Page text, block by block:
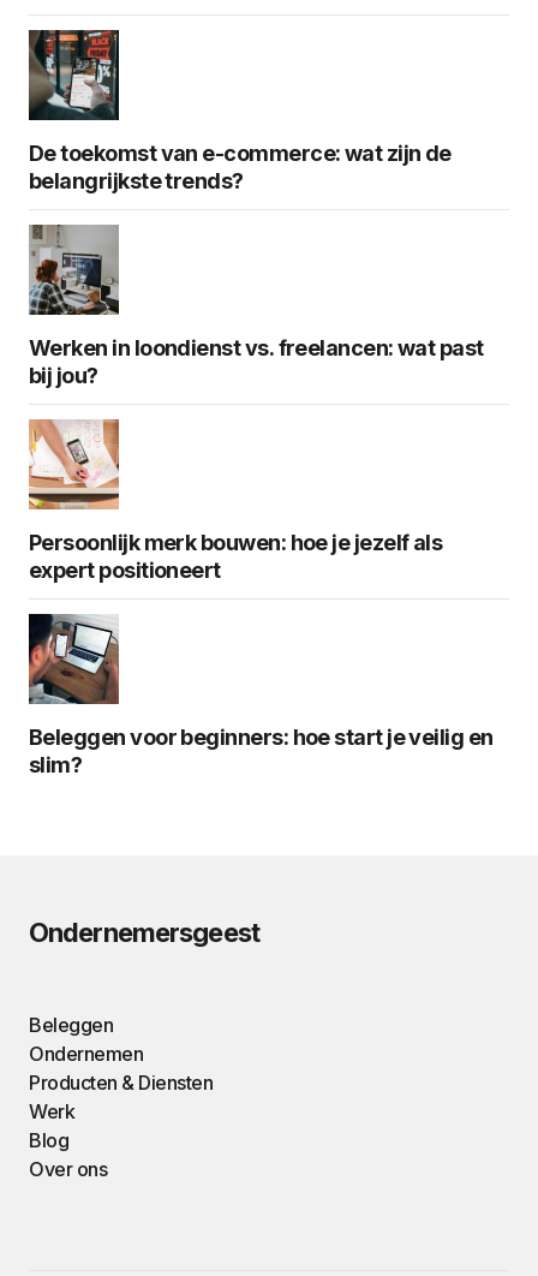
De toekomst van e-commerce: wat zijn de
belangrijkste trends?
Werken in loondienst vs. freelancen: wat past
bij jou?
Persoonlijk merk bouwen: hoe je jezelf als
expert positioneert
Beleggen voor beginners: hoe start je veilig en
slim?
Ondernemersgeest
Beleggen
Ondernemen
Producten & Diensten
Werk
Blog
Over ons